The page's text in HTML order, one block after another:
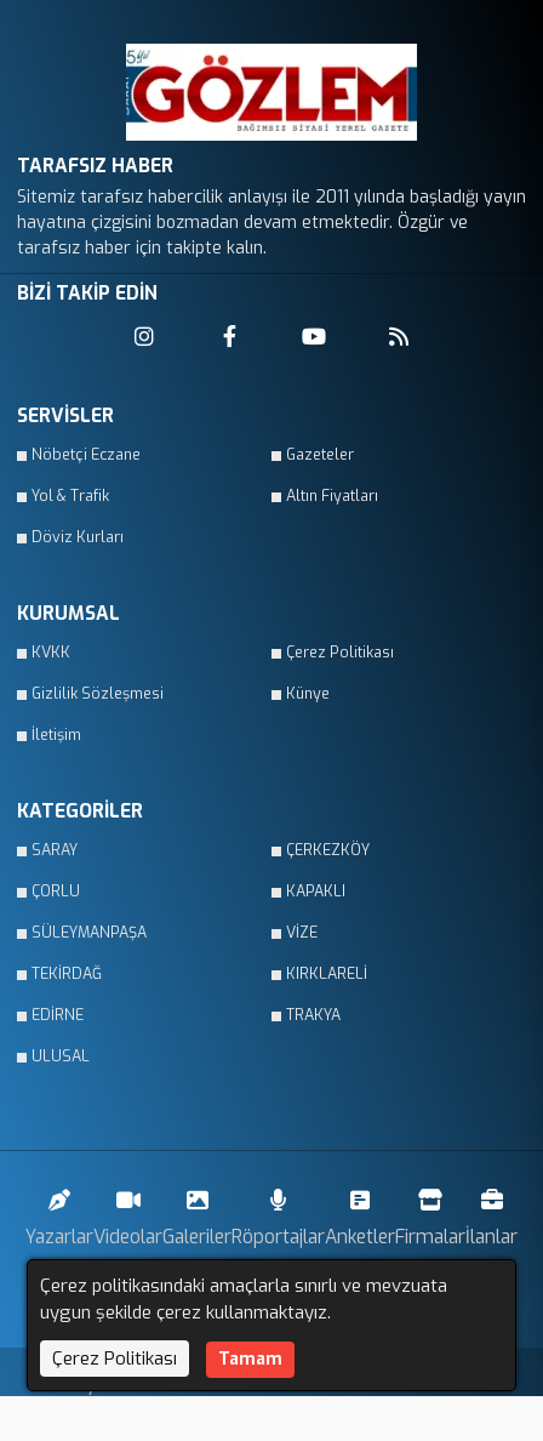
TARAFSIZ HABER
Sitemiz tarafsız habercilik anlayışı ile 2011 yılında başladığı yayın
hayatına çizgisini bozmadan devam etmektedir. Özgür ve
tarafsız haber için takipte kalın.
BİZİ TAKİP EDİN
SERVİSLER
Nöbetçi Eczane Gazeteler
Yol & Trafik Altın Fiyatları
Döviz Kurları
KURUMSAL
KVKK Çerez Politikası
Gizlilik Sözleşmesi Künye
İletişim
KATEGORİLER
SARAY ÇERKEZKÖY
ÇORLU KAPAKLI
SÜLEYMANPAŞA VİZE
TEKİRDAĞ KIRKLARELİ
EDİRNE TRAKYA
ULUSAL
YazarlarVideolarGalerilerRöportajlarAnketlerFirmalarİlanlar
Resmi İlanlarSitemap
Trakya Gözlem © 2011 - 2025. Tüm Hakları Saklıdır.
Çerez politikasındaki amaçlarla sınırlı ve mevzuata
uygun şekilde çerez kullanmaktayız.
Çerez Politikası
Tamam